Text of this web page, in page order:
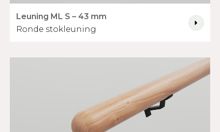
Leuning ML S – 43 mm
Ronde stokleuning